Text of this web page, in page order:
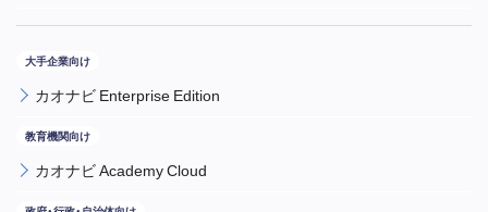
カオナビ Enterprise Edition
カオナビ Academy Cloud